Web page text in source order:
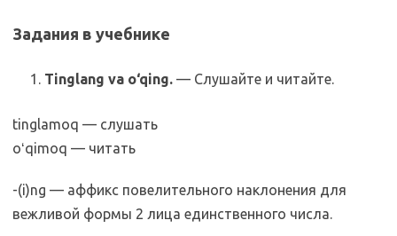
Задания в учебнике
Tinglang va o‘qing. — Слушайте и читайте.
tinglamoq — слушать
oʻqimoq — читать
-(i)ng — аффикс повелительного наклонения для
вежливой формы 2 лица единственного числа.